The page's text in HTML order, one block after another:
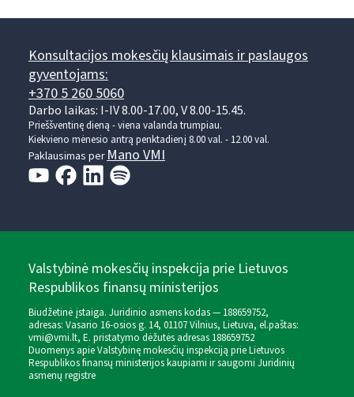
Konsultacijos mokesčių klausimais ir paslaugos
gyventojams:
+370 5 260 5060
Darbo laikas: I-IV 8.00-17.00, V 8.00-15.45.
Prieššventinę dieną - viena valanda trumpiau.
Kiekvieno mėnesio antrą penktadienį 8.00 val. - 12.00 val.
Paklausimas perMano VMI
Valstybinė mokesčių inspekcija prie Lietuvos
Respublikos finansų ministerijos
Biudžetinė įstaiga. Juridinio asmens kodas — 188659752,
adresas: Vasario 16-osios g. 14, 01107 Vilnius, Lietuva, el.paštas:
vmi@vmi.lt, E. pristatymo dėžutės adresas 188659752
Duomenys apie Valstybinę mokesčių inspekciją prie Lietuvos
Respublikos finansų ministerijos kaupiami ir saugomi Juridinių
asmenų registre